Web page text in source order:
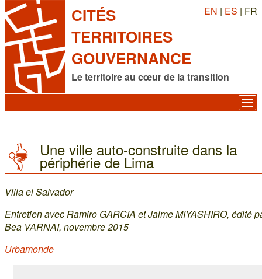
CITÉS
TERRITOIRES
GOUVERNANCE
Le territoire au cœur de la transition
EN | ES | FR
Une ville auto-construite dans la
périphérie de Lima
Villa el Salvador
Entretien avec Ramiro GARCIA et Jaime MIYASHIRO, édité
Bea VARNAI, novembre 2015
Urbamonde